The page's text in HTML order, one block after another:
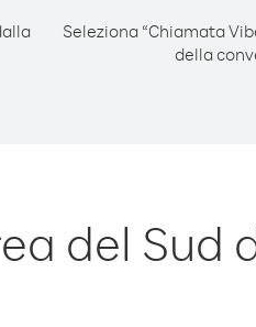
Seleziona “Chiamata
della
del Sud